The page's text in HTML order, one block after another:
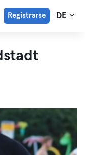
Registrarse DE